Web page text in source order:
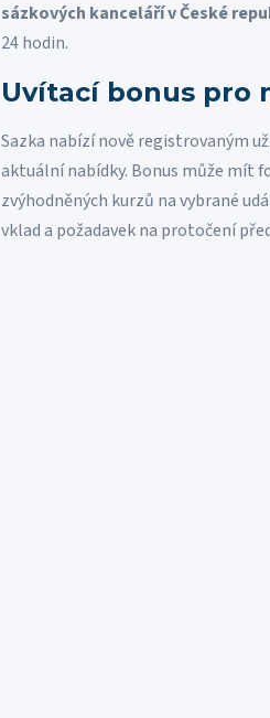
sázkových kanceláří v České
24 hodin.
Uvítací bonus pro
Sazka nabízí nově registrovaným
aktuální nabídky. Bonus může mít
zvýhodněných kurzů na vybrané
vklad a požadavek na protočení